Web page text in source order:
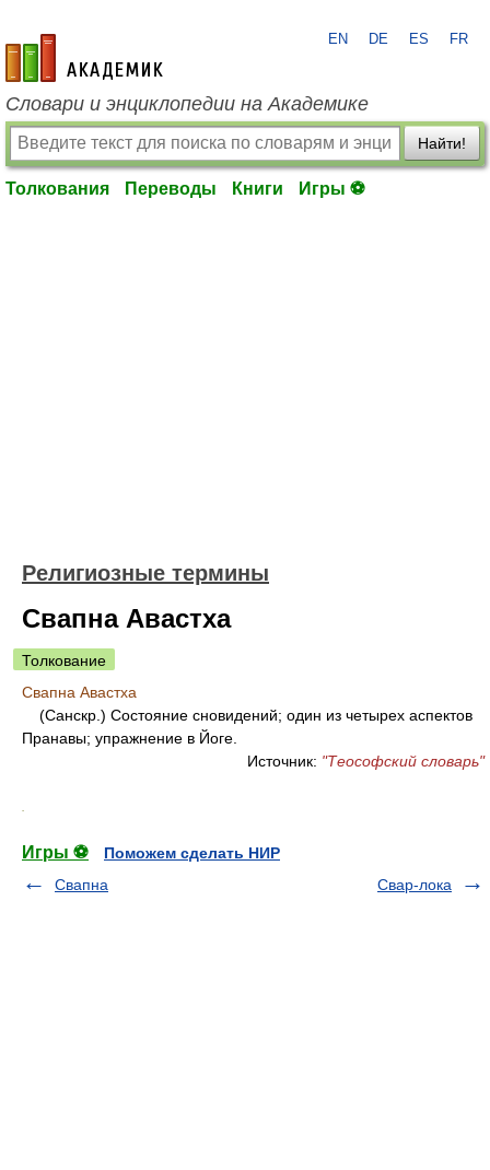
academic.ru
EN DE ES FR
Словари и энциклопедии на Академике
Найти!
Толкования Переводы Книги Игры ⚽
Религиозные термины
Свапна Авастха
Толкование
Свапна Авастха
(Санскр.) Состояние сновидений; один из четырех аспектов
Пранавы; упражнение в Йоге.
Источник: "Теософский словарь"
Игры ⚽
Поможем сделать НИР
Свапна
Свар-лока